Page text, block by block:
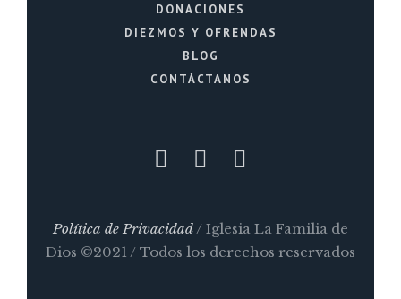
DONACIONES
DIEZMOS Y OFRENDAS
BLOG
CONTÁCTANOS
Política de Privacidad/ Iglesia La Familia de
Dios ©2021 / Todos los derechos reservados